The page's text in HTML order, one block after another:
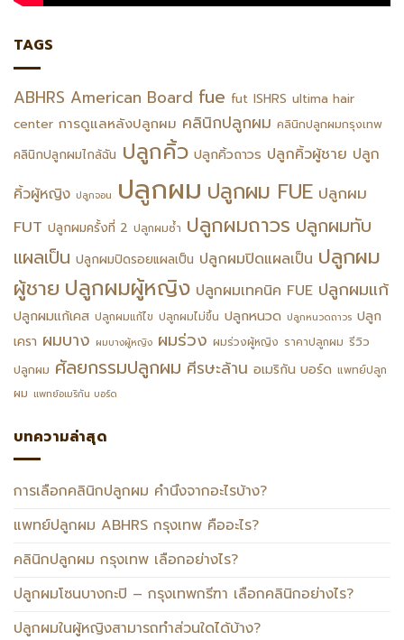
TAGS
ABHRS American Board fue fut ISHRS ultima hair
center การดูแลหลังปลูกผม คลินิกปลูกผม คลินิกปลูกผมกรุงเทพ
คลินิกปลูกผมไกล้ฉัน ปลูกคิ้ว ปลูกคิ้วถาวร ปลูกคิ้วผู้ชาย ปลูก
คิ้วผู้หญิง ปลูกจอน ปลูกผม ปลูกผม FUE ปลูกผม
FUT ปลูกผมครั้งที่ 2 ปลูกผมซ้ำ ปลูกผมถาวร ปลูกผมทับ
แผลเป็น ปลูกผมปิดรอยแผลเป็น ปลูกผมปิดแผลเป็น ปลูกผม
ผู้ชาย ปลูกผมผู้หญิง ปลูกผมเทคนิค FUE ปลูกผมแก้
ปลูกผมแก้เคส ปลูกผมแก้ไข ปลูกผมไม่ขึ้น ปลูกหนวด ปลูกหนวดถาวร ปลูก
เครา ผมบาง ผมบางผู้หญิง ผมร่วง ผมร่วงผู้หญิง ราคาปลูกผม รีวิว
ปลูกผม ศัลยกรรมปลูกผม ศีรษะล้าน อเมริกัน บอร์ด แพทย์ปลูก
ผม แพทย์อเมริกัน บอร์ด
บทความล่าสุด
การเลือกคลินิกปลูกผม คำนึงจากอะไรบ้าง?
แพทย์ปลูกผม ABHRS กรุงเทพ คืออะไร?
คลินิกปลูกผม กรุงเทพ เลือกอย่างไร?
ปลูกผมโซนบางกะปิ – กรุงเทพกรีฑา เลือกคลินิกอย่างไร?
ปลูกผมในผู้หญิงสามารถทำส่วนใดได้บ้าง?